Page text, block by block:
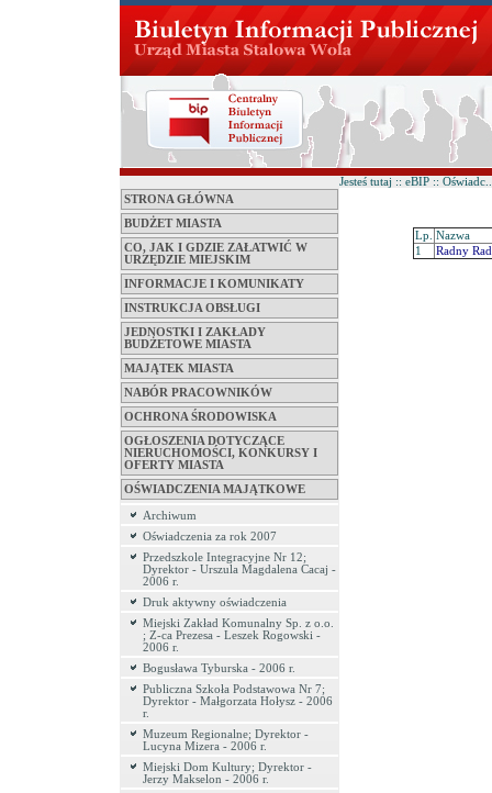
STRONA GŁÓWNA
BUDŻET MIASTA
CO, JAK I GDZIE ZAŁATWIĆ W
URZĘDZIE MIEJSKIM
INFORMACJE I KOMUNIKATY
INSTRUKCJA OBSŁUGI
JEDNOSTKI I ZAKŁADY
BUDŻETOWE MIASTA
MAJĄTEK MIASTA
NABÓR PRACOWNIKÓW
OCHRONA ŚRODOWISKA
OGŁOSZENIA DOTYCZĄCE
NIERUCHOMOŚCI, KONKURSY I
OFERTY MIASTA
OŚWIADCZENIA MAJĄTKOWE
Archiwum
Oświadczenia za rok 2007
Przedszkole Integracyjne Nr 12;
Dyrektor - Urszula Magdalena Cacaj -
2006 r.
Druk aktywny oświadczenia
Miejski Zakład Komunalny Sp. z o.o.
; Z-ca Prezesa - Leszek Rogowski -
2006 r.
Bogusława Tyburska - 2006 r.
Publiczna Szkoła Podstawowa Nr 7;
Dyrektor - Małgorzata Hołysz - 2006
r.
Muzeum Regionalne; Dyrektor -
Lucyna Mizera - 2006 r.
Miejski Dom Kultury; Dyrektor -
Jerzy Makselon - 2006 r.
Jesteś tutaj :: eBIP ::
Lp.
Nazwa
1
Radny